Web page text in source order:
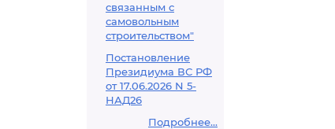
связанным с
самовольным
строительством"
Постановление
Президиума ВС РФ
от 17.06.2026 N 5-
НАД26
Подробнее...